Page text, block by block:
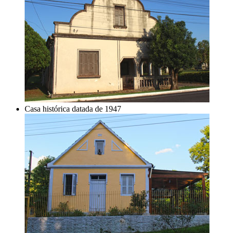
Casa histórica datada de 1947